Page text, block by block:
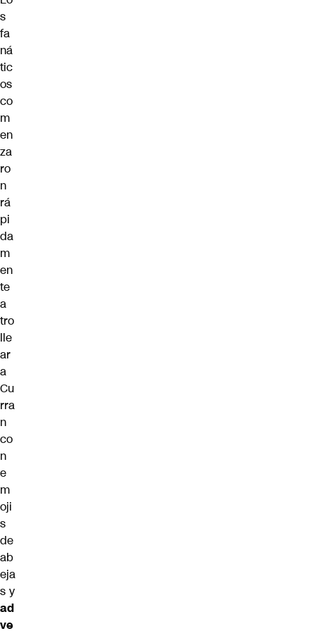
s
fa
ná
tic
os
co
m
en
za
ro
n
rá
pi
da
m
en
te
a
tro
lle
ar
a
Cu
rra
n
co
n
e
m
oji
s
de
ab
eja
s y
ad
ve